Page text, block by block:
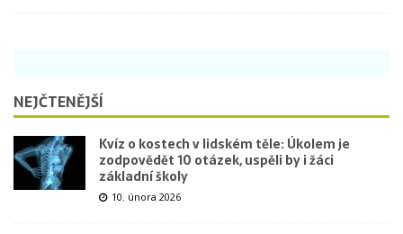
NEJČTENĚJŠÍ
Kvíz o kostech v lidském těle: Úkolem je
zodpovědět 10 otázek, uspěli by i žáci
základní školy
10. února 2026